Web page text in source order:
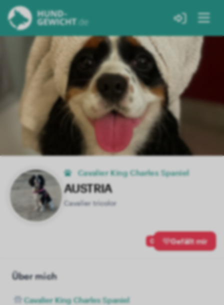
Cavalier King Charles Spaniel
AUSTRIA
Cavalier tricolor
0 Gefällt mir
Über mich
Cavalier King Charles Spaniel